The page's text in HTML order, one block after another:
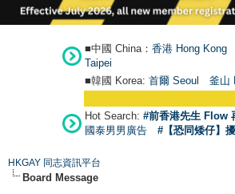
■中國 China： 香港 Hong Kong
Taipei
■韓國 Korea: 首爾 Seoul 釜山
Hot Search: #前香港先生 Flow
國泰男男廣告
#【恐同矮仔】
HKGAY 同志資訊平台
Board Message